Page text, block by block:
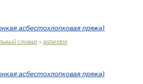
асбестохлопковая пряжа)
словар > asbeston
асбестохлопковая пряжа)